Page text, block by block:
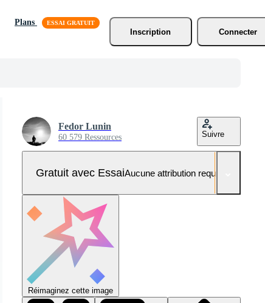
Plans
Inscription
Connecter
Fedor Lunin
60 579 Ressources Suivre
Gratuit avec EssaiAucune attribution requise
Réimaginez cette image